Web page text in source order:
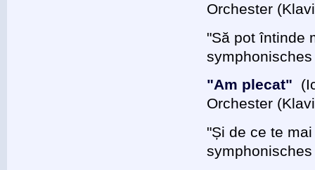
Orchester
"Să pot întinde
"Am plecat"
Orchester
"Și de ce te